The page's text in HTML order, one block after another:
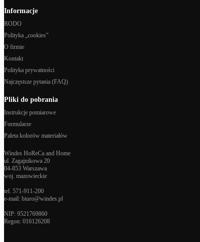
Informacje
RODO
Polityka „cookies”
O firmie
Kontakt
Polityka prywatności
Najczęstsze pytania (FAQ)
Pliki do pobrania
Instrukcje pomiarowe
Formularze
Paleta kolorów materiałów
Windes HoReCa and Home
ul. Zagajnikowa 20
04-853 Warszawa
woj. mazowieckie
tel. 571-911-200
e-mail: biuro@windes.pl
NIP: 9521769860
Regon: 016126208